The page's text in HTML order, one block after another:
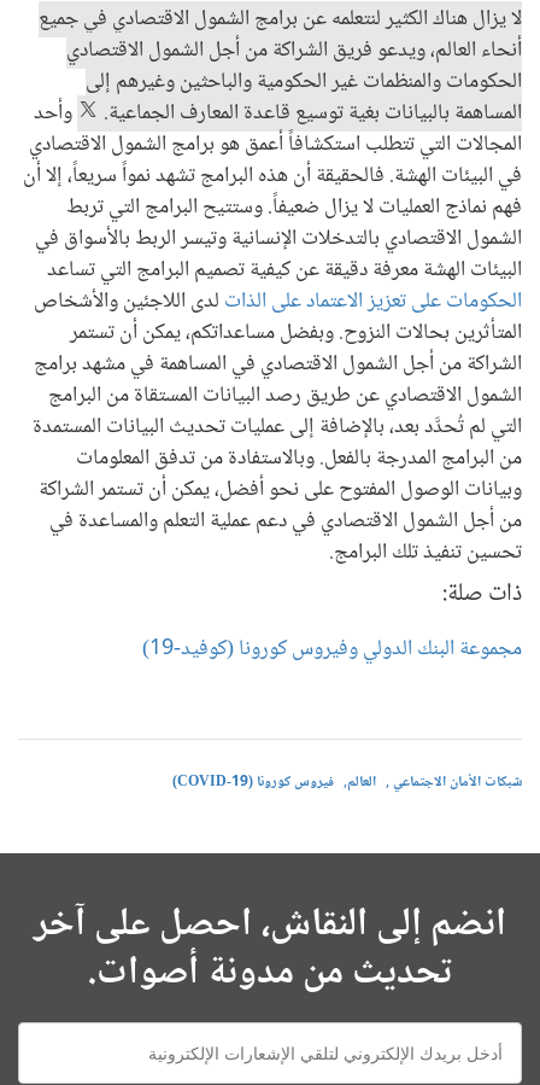
لا يزال هناك الكثير لنتعلمه عن برامج الشمول الاقتصادي في جميع
أنحاء العالم، ويدعو فريق الشراكة من أجل الشمول الاقتصادي
الحكومات والمنظمات غير الحكومية والباحثين وغيرهم إلى
المساهمة بالبيانات بغية توسيع قاعدة المعارف الجماعية.
وأحد
المجالات التي تتطلب استكشافاً أعمق هو برامج الشمول الاقتصادي
في البيئات الهشة. فالحقيقة أن هذه البرامج تشهد نمواً سريعاً، إلا أن
فهم نماذج العمليات لا يزال ضعيفاً. وستتيح البرامج التي تربط
الشمول الاقتصادي بالتدخلات الإنسانية وتيسر الربط بالأسواق في
البيئات الهشة معرفة دقيقة عن كيفية تصميم البرامج التي تساعد
الحكومات على تعزيز الاعتماد على الذات لدى اللاجئين والأشخاص
المتأثرين بحالات النزوح. وبفضل مساعداتكم، يمكن أن تستمر
الشراكة من أجل الشمول الاقتصادي في المساهمة في مشهد برامج
الشمول الاقتصادي عن طريق رصد البيانات المستقاة من البرامج
التي لم تُحدَّد بعد، بالإضافة إلى عمليات تحديث البيانات المستمدة
من البرامج المدرجة بالفعل. وبالاستفادة من تدفق المعلومات
وبيانات الوصول المفتوح على نحو أفضل، يمكن أن تستمر الشراكة
من أجل الشمول الاقتصادي في دعم عملية التعلم والمساعدة في
تحسين تنفيذ تلك البرامج.
ذات صلة:
مجموعة البنك الدولي وفيروس كورونا (كوفيد-19)
شبكات الأمان الاجتماعي العالم فيروس كورونا (COVID-19)
انضم إلى النقاش، احصل على آخر
تحديث من مدونة أصوات.
E-
mail: